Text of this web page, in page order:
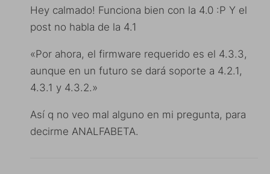
Hey calmado! Funciona bien con la 4.0 :P Y el
post no habla de la 4.1
«Por ahora, el firmware requerido es el 4.3.3,
aunque en un futuro se dará soporte a 4.2.1,
4.3.1 y 4.3.2.»
Así q no veo mal alguno en mi pregunta, para
decirme ANALFABETA.